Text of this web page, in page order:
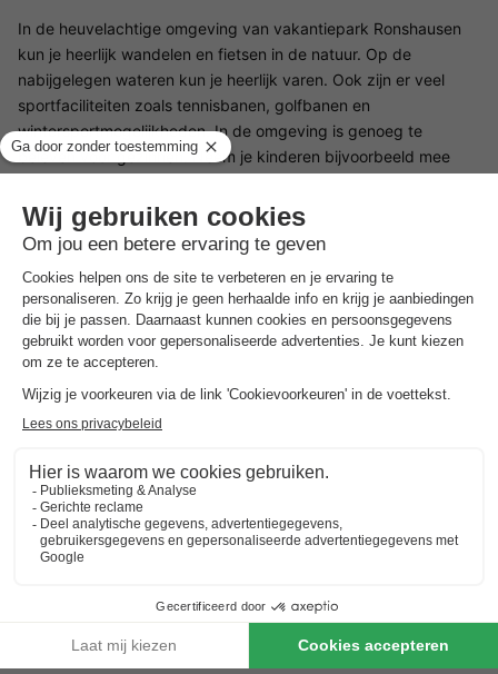
In de heuvelachtige omgeving van vakantiepark Ronshausen
kun je heerlijk wandelen en fietsen in de natuur. Op de
nabijgelegen wateren kun je heerlijk varen. Ook zijn er veel
sportfaciliteiten zoals tennisbanen, golfbanen en
wintersportmogelijkheden. In de omgeving is genoeg te
beleven voor gezinnen. Neem je kinderen bijvoorbeeld mee
zomerrodelbaan. Ook de vele musea zijn een bezoek waard.
Na een lange dag kun je ontspannen in een van de
nabijgelegen sauna's.
Goed omte weten
Energiekosten
De energiekosten worden aan het einde van het verblijf
berekend. De kosten bedragen EUR. 0,60 per Kilowatt voor
stroom. De kosten voor gas bedragen EUR 3,60 per m3.
Check-in
Mocht u eerder willen inchecken, geeft u dit dan a.u.b. aan bij
uw reservering.
Faciliteiten/services kunnen gesloten zijn/beperkt worden
aangeboden, dit hangt af van de bezetting op het park